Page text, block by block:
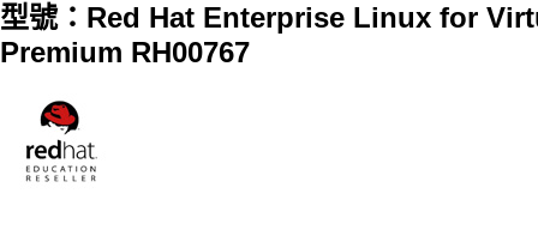
型號：Red Hat Enterprise Linux for
Premium RH00767